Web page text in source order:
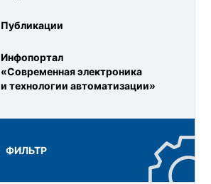
Публикации
Инфопортал
«Современная электроника
и технологии автоматизации»
ФИЛЬТР